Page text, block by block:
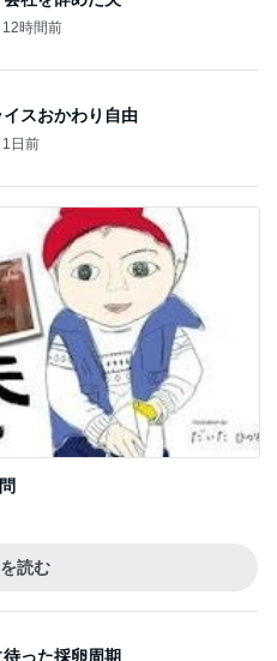
12時間前
スおかわり自由
1日前
読む
った採卵周期